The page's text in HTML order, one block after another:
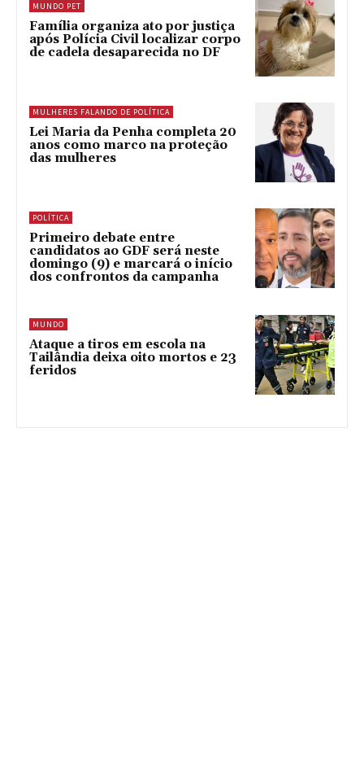
MUNDO PET
Família organiza ato por justiça
após Polícia Civil localizar corpo
de cadela desaparecida no DF
MULHERES FALANDO DE POLÍTICA
Lei Maria da Penha completa 20
anos como marco na proteção
das mulheres
POLÍTICA
Primeiro debate entre
candidatos ao GDF será neste
domingo (9) e marcará o início
dos confrontos da campanha
MUNDO
Ataque a tiros em escola na
Tailândia deixa oito mortos e 23
feridos